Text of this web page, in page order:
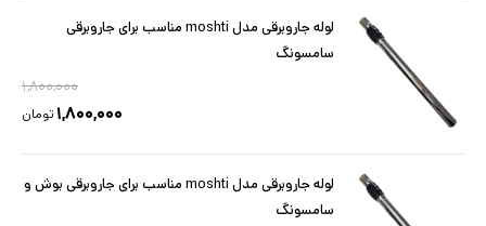
لوله جاروبرقی مدل moshti مناسب برای جاروبرقی
سامسونگ
۱,۸۰۰,۰۰۰
۱,۸۰۰,۰۰۰ تومان
لوله جاروبرقی مدل moshti مناسب برای جاروبرقی بوش و
سامسونگ